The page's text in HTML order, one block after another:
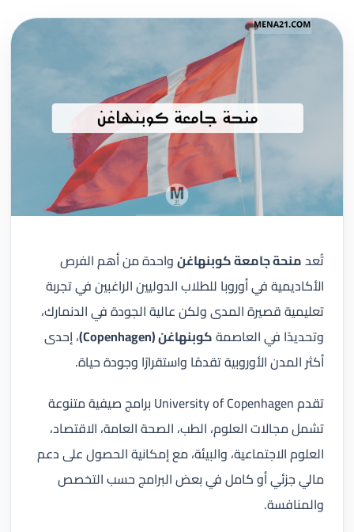
تُعدمنحة جامعة كوبنهاغنواحدة من أهم الفرص
الأكاديمية في أوروبا للطلاب الدوليين الراغبين في تجربة
تعليمية قصيرة المدى ولكن عالية الجودة في الدنمارك،
وتحديدًا في العاصمةكوبنهاغن (Copenhagen)
، إحدى
أكثر المدن الأوروبية تقدمًا واستقرارًا وجودة حياة.
تقدم University of Copenhagen برامج صيفية متنوعة
تشمل مجالات العلوم، الطب، الصحة العامة، الاقتصاد،
العلوم الاجتماعية، والبيئة، مع إمكانية الحصول على دعم
مالي جزئي أو كامل في بعض البرامج حسب التخصص
والمنافسة.